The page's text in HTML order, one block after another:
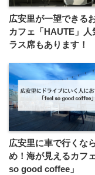
広安里が一望できる
カフェ「HAUTE」人
ラス席もあります！
広安里に車で行くな
め！海が見えるカフ
so good coffee」